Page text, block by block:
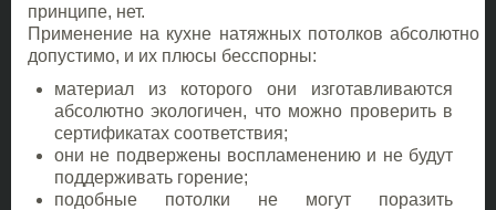
принципе, нет.
Применение на кухне натяжных потолков абсолютно
допустимо, и их плюсы бесспорны:
материал из которого они изготавливаются
абсолютно экологичен, что можно проверить в
сертификатах соответствия;
они не подвержены воспламенению и не будут
поддерживать горение;
подобные потолки не могут поразить